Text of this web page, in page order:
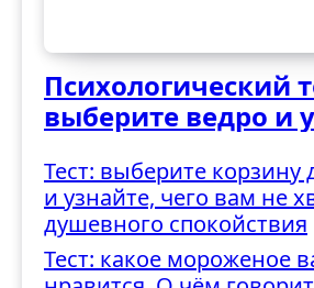
Психологический
выберите ведро и
трудностями
Тест: выберите корзину
и узнайте, чего вам не
душевного спокойствия
Тест: какое мороженое